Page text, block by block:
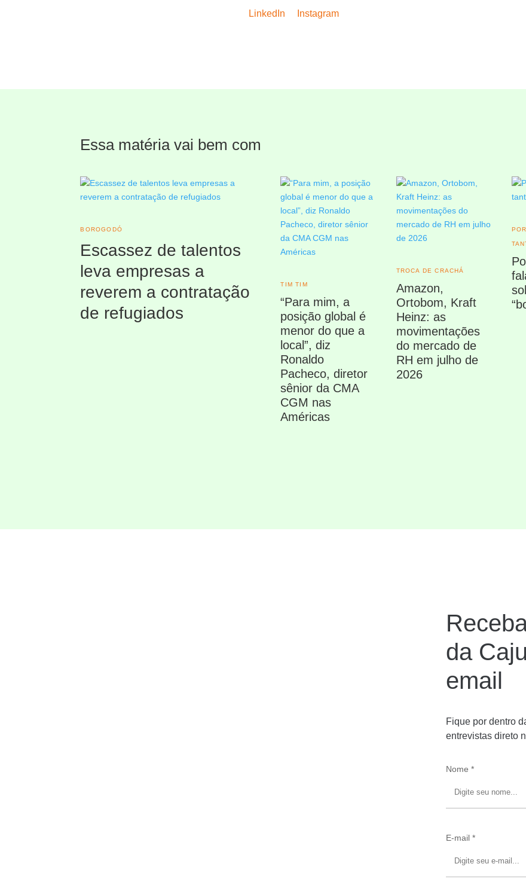
LinkedIn Instagram
Essa matéria vai bem com
Escassez de talentos
leva empresas a
reverem a contratação
de refugiados
BOROGODÓ
“Para mim, a
posição global é
menor do que a
local”, diz
Ronaldo
Pacheco, diretor
sênior da CMA
CGM nas
Américas
TIM TIM
Amazon,
Ortobom, Kraft
Heinz: as
movimentações
do mercado de
RH em julho de
2026
TROCA DE CRACHÁ
da
email
Fique por dentro
entrevistas direto
Nome *
E-mail *